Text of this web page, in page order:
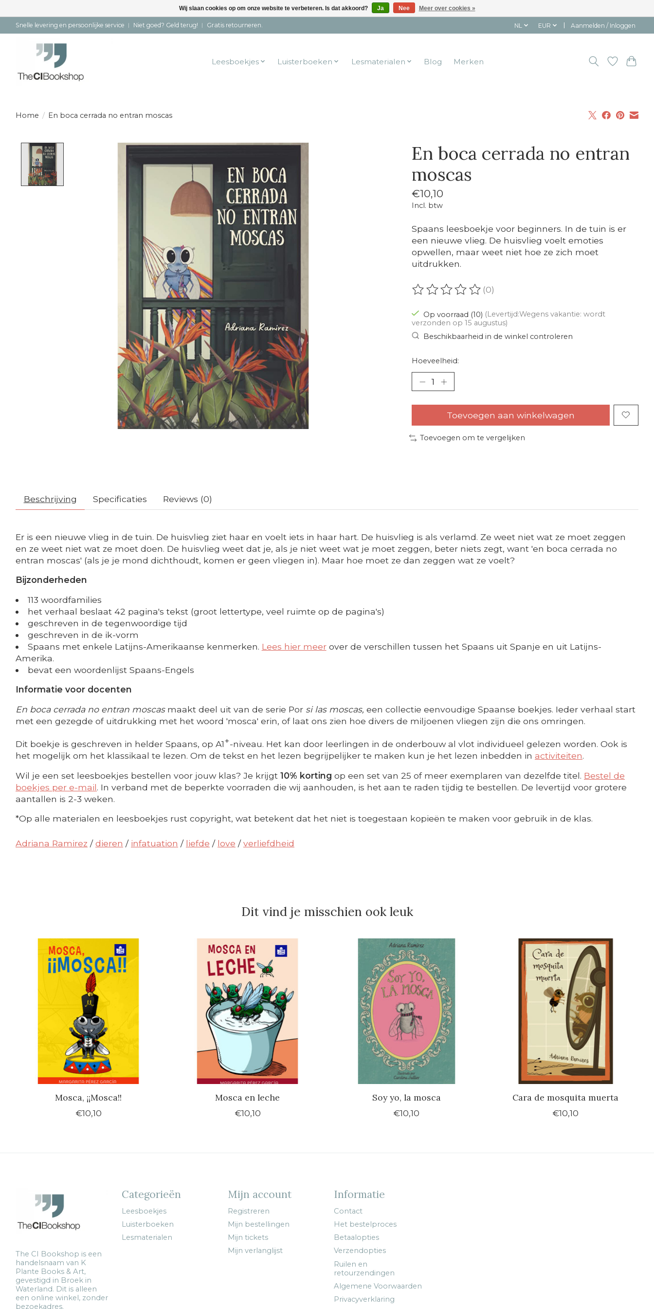
Snelle levering en persoonlijke service ︱ Niet goed? Geld terug! ︱ Gratis retourneren. NL EUR Aanmelden / Inloggen
Leesboekjes Luisterboeken Lesmaterialen Blog Merken
Home / En boca cerrada no entran moscas
Product image slideshow Items
En boca cerrada no entran
moscas
€10,10
Incl. btw
Spaans leesboekje voor beginners. In de tuin is er
een nieuwe vlieg. De huisvlieg voelt emoties
opwellen, maar weet niet hoe ze zich moet
uitdrukken.
De beoordeling van dit product is
(0)
Op voorraad (10) (Levertijd:Wegens vakantie: wordt
verzonden op 15 augustus)
Beschikbaarheid in de winkel controleren
Hoeveelheid:
Toevoegen aan winkelwagen
Toevoegen om te vergelijken
Beschrijving Specificaties Reviews (0)
Er is een nieuwe vlieg in de tuin. De huisvlieg ziet haar en voelt iets in haar hart. De huisvlieg is als verlamd. Ze weet niet wat ze moet zeggen
en ze weet niet wat ze moet doen. De huisvlieg weet dat je, als je niet weet wat je moet zeggen, beter niets zegt, want 'en boca cerrada no
entran moscas' (als je je mond dichthoudt, komen er geen vliegen in). Maar hoe moet ze dan zeggen wat ze voelt?
Bijzonderheden
113 woordfamilies
het verhaal beslaat 42 pagina's tekst (groot lettertype, veel ruimte op de pagina's)
geschreven in de tegenwoordige tijd
geschreven in de ik-vorm
Spaans met enkele Latijns-Amerikaanse kenmerken. Lees hier meerover de verschillen tussen het Spaans uit Spanje en uit Latijns-
Amerika.
bevat een woordenlijst Spaans-Engels
Informatie voor docenten
En boca cerrada no entran moscasmaakt deel uit van de serie Por si las moscas, een collectie eenvoudige Spaanse boekjes. Ieder verhaal start
met een gezegde of uitdrukking met het woord 'mosca' erin, of laat ons zien hoe divers de miljoenen vliegen zijn die ons omringen.
Dit boekje is geschreven in helder Spaans, op A1+-niveau. Het kan door leerlingen in de onderbouw al vlot individueel gelezen worden. Ook is
het mogelijk om het klassikaal te lezen. Om de tekst en het lezen begrijpelijker te maken kun je het lezen inbedden in activiteiten.
Wil je een set leesboekjes bestellen voor jouw klas? Je krijgt 10% korting op een set van 25 of meer exemplaren van dezelfde titel. Bestel de
boekjes per e-mail. In verband met de beperkte voorraden die wij aanhouden, is het aan te raden tijdig te bestellen. De levertijd voor grotere
aantallen is 2-3 weken.
*Op alle materialen en leesboekjes rust copyright, wat betekent dat het niet is toegestaan kopieën te maken voor gebruik in de klas.
Adriana Ramirez /dieren / infatuation / liefde / love /verliefdheid
Dit vind je misschien ook leuk
Items van productcarrousel
Mosca, ¡¡Mosca!!
€10,10
Mosca en leche
€10,10
Soy yo, la mosca
€10,10
Cara de mosquita muerta
€10,10
The CI Bookshop is een
handelsnaam van K
Plante Books & Art,
gevestigd in Broek in
Waterland. Dit is alleen
een online winkel, zonder
bezoekadres.
Categorieën
Leesboekjes
Luisterboeken
Lesmaterialen
Mijn account
Registreren
Mijn bestellingen
Mijn tickets
Mijn verlanglijst
Informatie
Contact
Het bestelproces
Betaalopties
Verzendopties
Ruilen en
retourzendingen
Algemene Voorwaarden
Privacyverklaring
Wij slaan cookies op om onze website te verbeteren. Is dat akkoord? Ja Nee Meer over cookies »